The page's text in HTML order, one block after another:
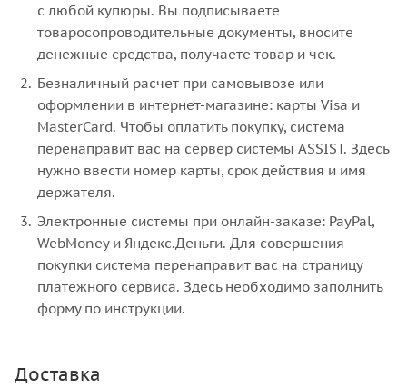
с любой купюры. Вы подписываете
товаросопроводительные документы, вносите
денежные средства, получаете товар и чек.
Безналичный расчет при самовывозе или
оформлении в интернет-магазине: карты Visa и
MasterCard. Чтобы оплатить покупку, система
перенаправит вас на сервер системы ASSIST. Здесь
нужно ввести номер карты, срок действия и имя
держателя.
Электронные системы при онлайн-заказе: PayPal,
WebMoney и Яндекс.Деньги. Для совершения
покупки система перенаправит вас на страницу
платежного сервиса. Здесь необходимо заполнить
форму по инструкции.
Доставка